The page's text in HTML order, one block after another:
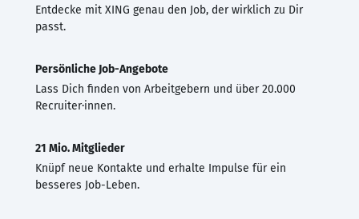
Entdecke mit XING genau den Job, der wirklich zu Dir
passt.
Persönliche Job-Angebote
Lass Dich finden von Arbeitgebern und über 20.000
Recruiter·innen.
21 Mio. Mitglieder
Knüpf neue Kontakte und erhalte Impulse für ein
besseres Job-Leben.